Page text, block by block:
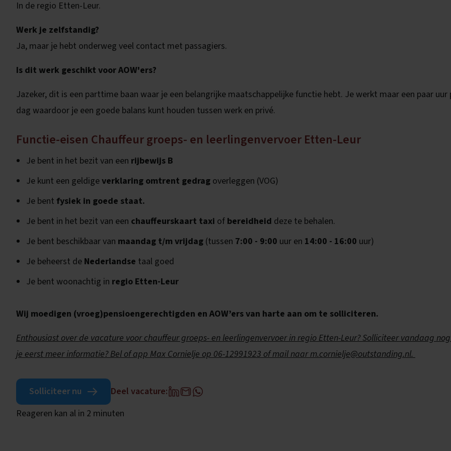
In de regio Etten-Leur.
Werk je zelfstandig?
Ja, maar je hebt onderweg veel contact met passagiers.
Is dit werk geschikt voor AOW'ers?
Jazeker, dit is een parttime baan waar je een belangrijke maatschappelijke functie hebt. Je werkt maar een paar uur
dag waardoor je een goede balans kunt houden tussen werk en privé.
Functie-eisen Chauffeur groeps- en leerlingenvervoer Etten-Leur
Je bent in het bezit van een rijbewijs B
Je kunt een geldigeverklaring omtrent gedrag overleggen (VOG)
Je bent fysiek in goede staat.
Je bent in het bezit van een chauffeurskaart taxi of bereidheid deze te behalen.
Je bent beschikbaar van maandag t/m vrijdag (tussen 7:00 - 9:00 uur en 14:00 - 16:00 uur)
Je beheerst de Nederlandse taal goed
Je bent woonachtig in regio Etten-Leur
Wij moedigen (vroeg)pensioengerechtigden en AOW’ers van harte aan om te solliciteren.
Enthousiast over de vacature voor chauffeur groeps- en leerlingenvervoer in regio Etten-Leur? Solliciteer vandaag
je eerst meer informatie? Bel of app Max Cornielje op 06-12991923 of mail naar m.cornielje@outstanding.nl.
Solliciteer nu
Reageren kan al in 2 minuten
Deel vacature: